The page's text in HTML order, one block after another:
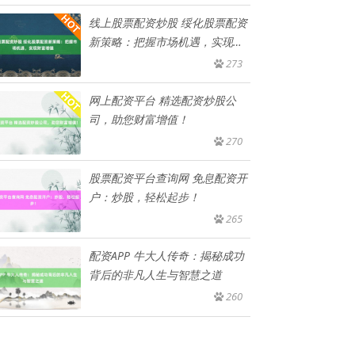
线上股票配资炒股 绥化股票配资
新策略：把握市场机遇，实现财
273
网上配资平台 精选配资炒股公
司，助您财富增值！
270
股票配资平台查询网 免息配资开
户：炒股，轻松起步！
265
配资APP 牛大人传奇：揭秘成功
背后的非凡人生与智慧之道
260